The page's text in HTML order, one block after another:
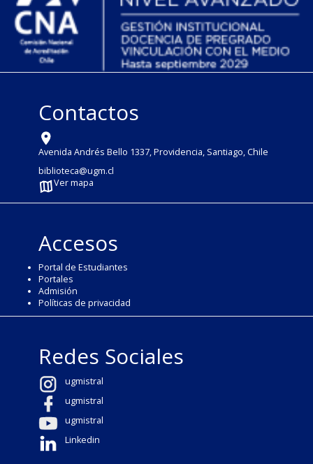
Contactos
Avenida Andrés Bello 1337, Providencia, Santiago, Chile
biblioteca@ugm.cl
Ver mapa
Accesos
Portal de Estudiantes
Portales
Admisión
Políticas de privacidad
Redes Sociales
ugmistral
ugmistral
ugmistral
Linkedin